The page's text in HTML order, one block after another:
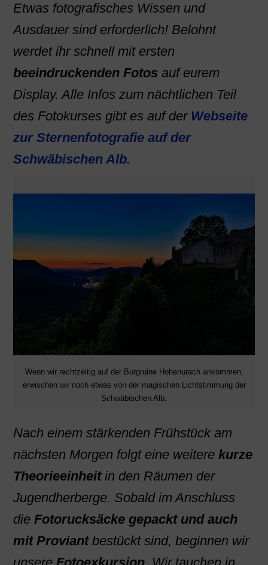
Etwas fotografisches Wissen und
Ausdauer sind erforderlich! Belohnt
werdet ihr schnell mit ersten
beeindruckenden Fotos auf eurem
Display. Alle Infos zum nächtlichen Teil
des Fotokurses gibt es auf der Webseite
zur Sternenfotografie auf der
Schwäbischen Alb.
Wenn wir rechtzeitig auf der Burgruine Hohenurach ankommen,
erwischen wir noch etwas von der magischen Lichtstimmung der
Schwäbischen Alb.
Nach einem stärkenden Frühstück am
nächsten Morgen folgt eine weitere kurze
Theorieeinheitin den Räumen der
Jugendherberge. Sobald im Anschluss
dieFotorucksäcke gepackt und auch
mit Proviantbestückt sind, beginnen wir